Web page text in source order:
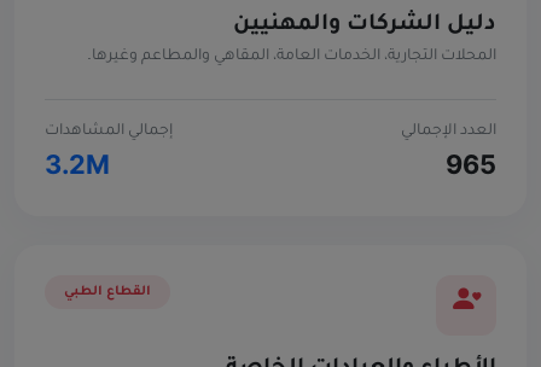
دليل الشركات والمهنيين
المحلات التجارية، الخدمات العامة، المقاهي والمطاعم وغيرها.
العدد الإجمالي
965
إجمالي المشاهدات
3.2M
القطاع الطبي